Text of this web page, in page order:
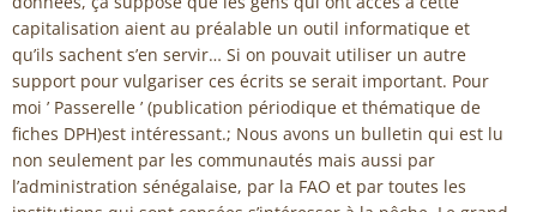
capitalisation aient au préalable un outil informatique et
qu’ils sachent s’en servir… Si on pouvait utiliser un autre
support pour vulgariser ces écrits se serait important. Pour
moi ’ Passerelle ’ (publication périodique et thématique de
fiches DPH)est intéressant.; Nous avons un bulletin qui est lu
non seulement par les communautés mais aussi par
l’administration sénégalaise, par la FAO et par toutes les